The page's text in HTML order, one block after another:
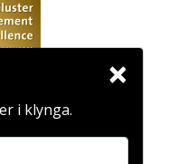
×
i klynga.